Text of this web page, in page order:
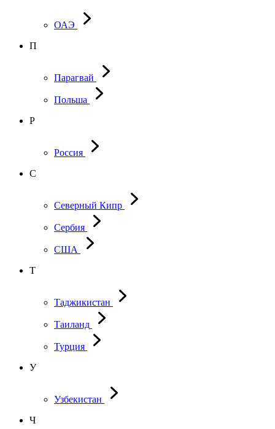
ОАЭ
П
Парагвай
Польша
Р
Россия
С
Северный Кипр
Сербия
США
Т
Таджикистан
Таиланд
Турция
У
Узбекистан
Ч